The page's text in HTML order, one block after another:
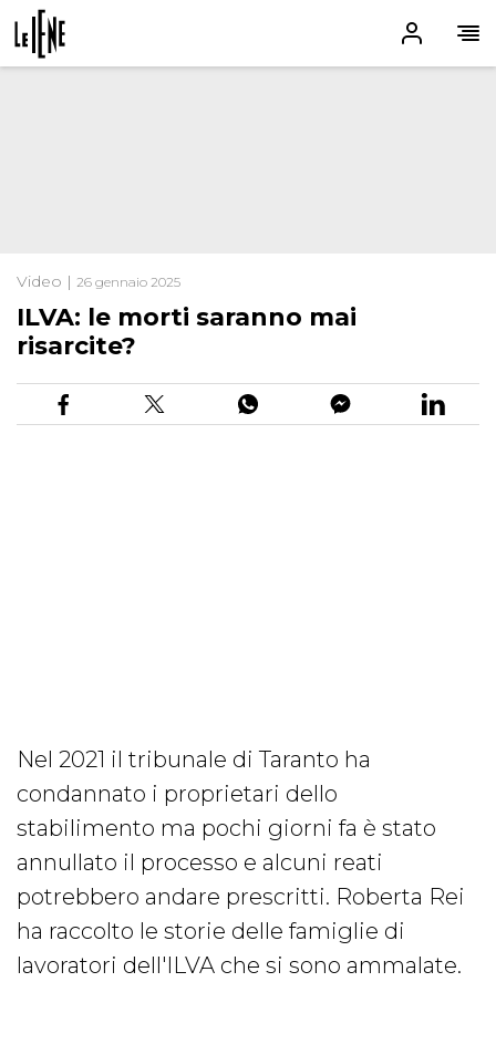
Video | 26 gennaio 2025
ILVA: le morti saranno mai
risarcite?
Nel 2021 il tribunale di Taranto ha
condannato i proprietari dello
stabilimento ma pochi giorni fa è stato
annullato il processo e alcuni reati
potrebbero andare prescritti. Roberta Rei
ha raccolto le storie delle famiglie di
lavoratori dell'ILVA che si sono ammalate.